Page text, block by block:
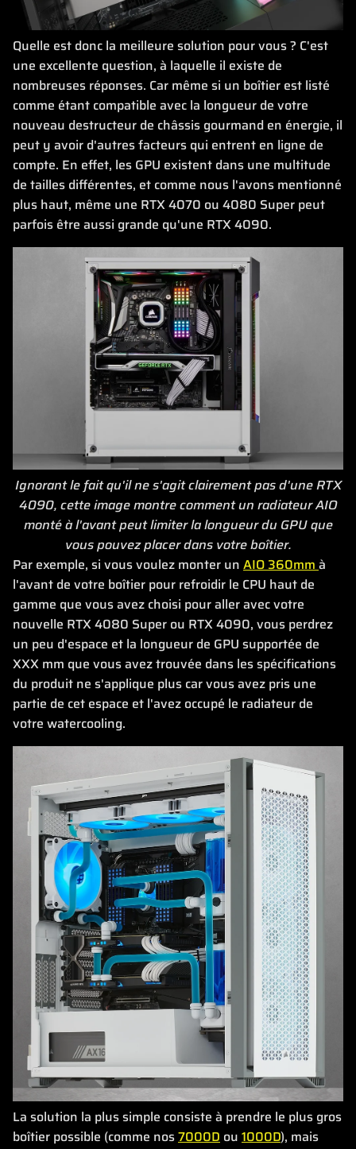
Quelle est donc la meilleure solution pour vous ? C'est
une excellente question, à laquelle il existe de
nombreuses réponses. Car même si un boîtier est listé
comme étant compatible avec la longueur de votre
nouveau destructeur de châssis gourmand en énergie, il
peut y avoir d'autres facteurs qui entrent en ligne de
compte. En effet, les GPU existent dans une multitude
de tailles différentes, et comme nous l'avons mentionné
plus haut, même une RTX 4070 ou 4080 Super peut
parfois être aussi grande qu'une RTX 4090.
Ignorant le fait qu'il ne s'agit clairement pas d'une RTX
4090, cette image montre comment un radiateur AIO
monté à l'avant peut limiter la longueur du GPU que
vous pouvez placer dans votre boîtier.
Par exemple, si vous voulez monter un AIO 360mmà
l'avant de votre boîtier pour refroidir le CPU haut de
gamme que vous avez choisi pour aller avec votre
nouvelle RTX 4080 Super ou RTX 4090, vous perdrez
un peu d'espace et la longueur de GPU supportée de
XXX mm que vous avez trouvée dans les spécifications
du produit ne s'applique plus car vous avez pris une
partie de cet espace et l'avez occupé le radiateur de
votre watercooling.
La solution la plus simple consiste à prendre le plus gros
boîtier possible (comme nos7000D ou 1000D), mais